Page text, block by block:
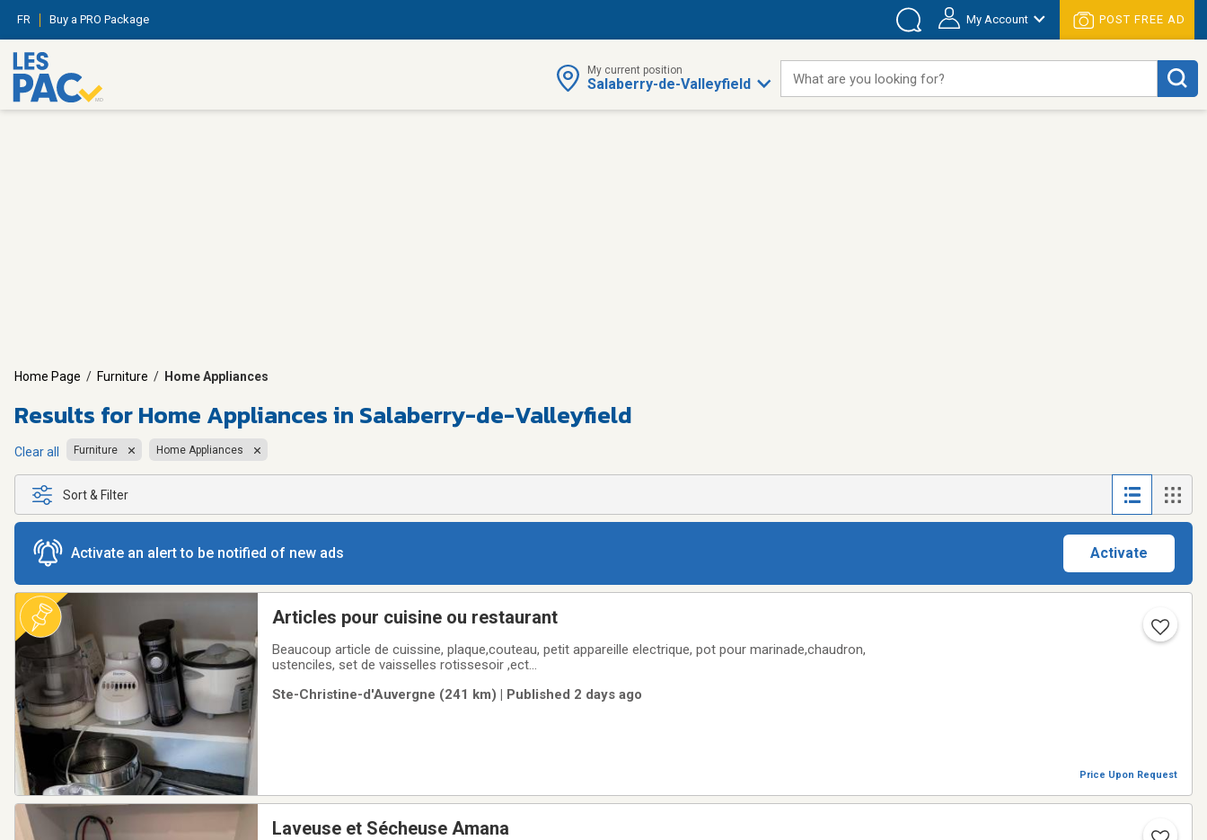
FR Buy a PRO Package My Account POST FREE AD
My current position
Salaberry-de-Valleyfield What are you looking for?
Home Page / Furniture / Home Appliances
Results forHome Appliances in Salaberry-de-Valleyfield
Clear all Furniture Home Appliances
Sort & Filter
Activate an alert to be notified of new ads Activate
Articles pour cuisine ou restaurant
Beaucoup article de cuissine, plaque,couteau, petit appareille electrique, pot pour marinade,chaudron,
ustenciles, set de vaisselles rotissesoir ,ect...
Ste-Christine-d'Auvergne (241 km) | Published 2 days ago
Price Upon Request
Laveuse et Sécheuse Amana